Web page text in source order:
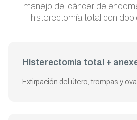
manejo del cáncer de
histerectomía total con
Histerectomía total +
Extirpación del útero, trompas y